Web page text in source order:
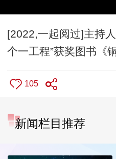
[2022,一起阅过]主持
个一工程”获奖图书《
105
新闻栏目推荐